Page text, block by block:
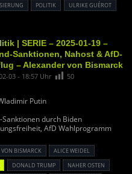
POLITIK ULRIKE GUÉROT
| SERIE – 2025-01-19 –
Sanktionen, Nahost & AfD-
– Alexander von Bismarck
03 - 18:57 Uhr 50
Putin
durch Biden
AfD Wahlprogramm
BISMARCK
ALICE WEIDEL
DONALD TRUMP
NAHER OSTEN